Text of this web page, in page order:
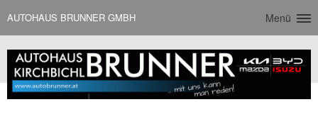
AUTOHAUS BRUNNER GMBH Menü